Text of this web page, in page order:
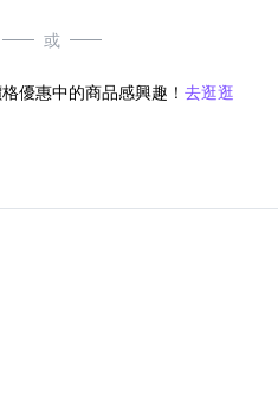
或
優惠中的商品感興趣！ 去逛逛